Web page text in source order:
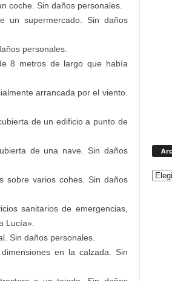
coche. Sin daños personales.
un supermercado. Sin daños
personales.
8 metros de largo que había
arrancada por el viento.
de un edificio a punto de
de una nave. Sin daños
sobre varios cohes. Sin daños
sanitarios de emergencias,
Lucía».
Sin daños personales.
en la calzada. Sin